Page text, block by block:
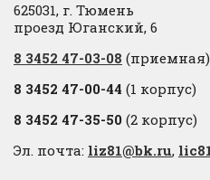
625031, г. Тюмень
проезд Юганский, 6
8 3452 47-03-08 (приемная)
8 3452 47-00-44 (1 корпус)
8 3452 47-35-50 (2 корпус)
Эл. почта: liz81@bk.ru,